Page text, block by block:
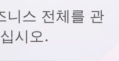
니스 전체를 관
시오.